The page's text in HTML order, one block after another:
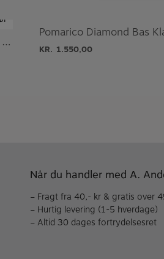
SELMER- Focus Bas klarinet mundstykke KR. 1.550,00
Når du handler med A.
– Fragt fra 40,- kr & gratis over
– Hurtig levering (1-5 hverdage)
– Altid 30 dages fortrydelsesret